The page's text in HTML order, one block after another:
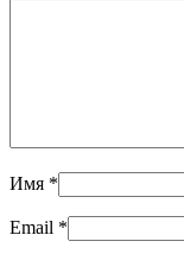
Имя *
Email *